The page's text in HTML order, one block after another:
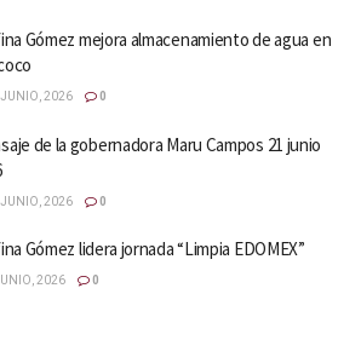
Gómez mejora almacenamiento de agua en
2026 0
de la gobernadora Maru Campos 21 junio
2026 0
Gómez lidera jornada “Limpia EDOMEX”
2026 0